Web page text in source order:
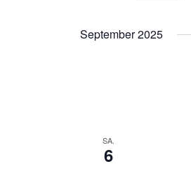
Schlüsselwort.
September 2025
SA.
6